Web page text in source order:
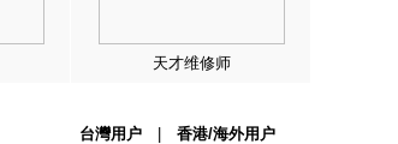
天才维修师
台灣用户 香港/海外用户